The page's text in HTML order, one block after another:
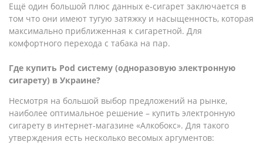
Ещё один большой плюс данных е-сигарет заключается в
том что они имеют тугую затяжку и насыщенность, которая
максимально приближенная к сигаретной. Для
комфортного перехода с табака на пар.
Где купить Pod систему (одноразовую электронную
сигарету) в Украине?
Несмотря на большой выбор предложений на рынке,
наиболее оптимальное решение – купить электронную
сигарету в интернет-магазине «Алкобокс». Для такого
утверждения есть несколько весомых аргументов: